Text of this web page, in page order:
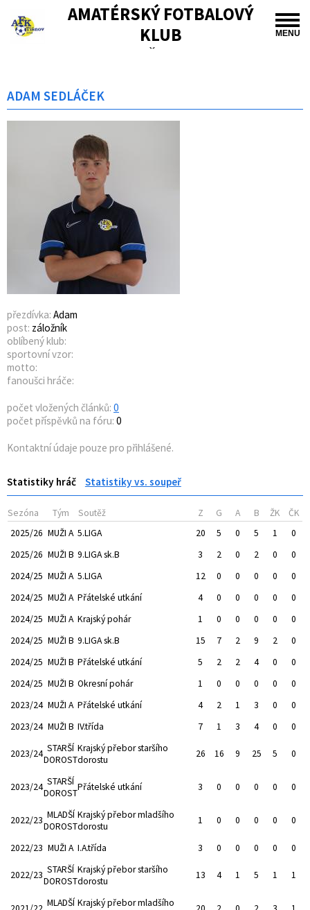
MENU
AMATÉRSKÝ FOTBALOVÝ
KLUB
TIŠNOV
ADAM SEDLÁČEK
přezdívka: Adam
post: záložník
oblíbený klub:
sportovní vzor:
motto:
fanoušci hráče:
počet vložených článků: 0
počet příspěvků na fóru: 0
Kontaktní údaje pouze pro přihlášené.
Statistiky hráč Statistiky vs. soupeř
Sezóna Tým Soutěž Z G A B ŽK
ČK
2025/26 MUŽI A 5.LIGA 20 5 0 5 1
0
2025/26 MUŽI B 9.LIGA sk.B 3 2 0 2 0
0
2024/25 MUŽI A 5.LIGA 12 0 0 0 0
0
2024/25 MUŽI A Přátelské utkání 4 0 0 0 0
0
2024/25 MUŽI A Krajský pohár 1 0 0 0 0
0
2024/25 MUŽI B 9.LIGA sk.B 15 7 2 9 2
0
2024/25 MUŽI B Přátelské utkání 5 2 2 4 0
0
2024/25 MUŽI B Okresní pohár 1 0 0 0 0
0
2023/24 MUŽI A Přátelské utkání 4 2 1 3 0
0
2023/24 MUŽI B IV.třída 7 1 3 4 0 0
2023/24 STARŠÍ
DOROST
Krajský přebor staršího
dorostu
26 16 9 25 5 0
2023/24 STARŠÍ
DOROST
Přátelské utkání 3 0 0 0 0 0
2022/23 MLADŠÍ
DOROST
Krajský přebor mladšího
dorostu
1 0 0 0 0 0
2022/23 MUŽI A I.A.třída 3 0 0 0 0 0
2022/23 STARŠÍ
DOROST
Krajský přebor staršího
dorostu
13 4 1 5 1 1
MLADŠÍ Krajský přebor mladšího